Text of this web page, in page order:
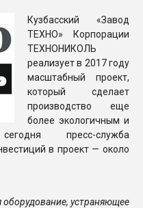
Кузбасский «Завод
ТЕХНО» Корпорации
ТЕХНОНИКОЛЬ
реализует в 2017 году
масштабный проект,
который сделает
производство еще
более экологичным и
пресс-служба
в проект — около
оборудование, устраняющее